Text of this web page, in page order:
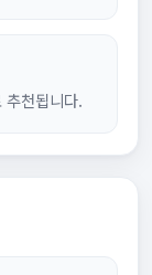
추천됩니다.